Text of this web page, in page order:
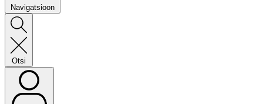
Navigatsioon
Otsi